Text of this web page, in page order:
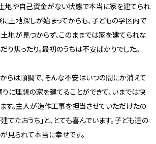
地や自己資金がない状態で本当に家を建てられ
に土地探しが始まってからも、子どもの学区内で
地が見つからず、このままでは家を建てられな
り焦ったり。最初のうちは不安ばかりでした。
らは順調で、そんな不安はいつの間にか消えて
りに理想の家を建てることができて、いまでは快
す。主人が造作工事を担当させていただけたの
てたおうち」と、とても喜んでいます。子ども達の
見られて本当に幸せです。